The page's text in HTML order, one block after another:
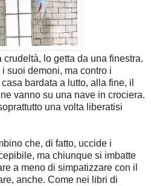
crudeltà, lo getta da una finestra.
suoi demoni, ma contro i
bardata a lutto, alla fine, il
vanno su una nave in crociera.
una volta liberatisi
che, di fatto, uccide i
ma chiunque si imbatte
a meno di simpatizzare con il
anche. Come nei libri di